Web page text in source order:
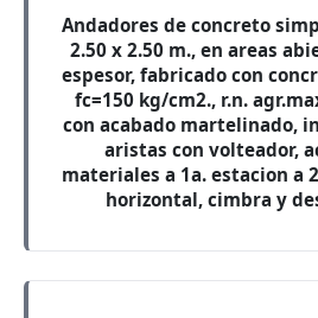
Andadores de concreto
2.50 x 2.50 m., en areas
espesor, fabricado con
fc=150 kg/cm2., r.n.
con acabado martelinado,
aristas con volteador,
materiales a 1a. estacion a
horizontal, cimbra y